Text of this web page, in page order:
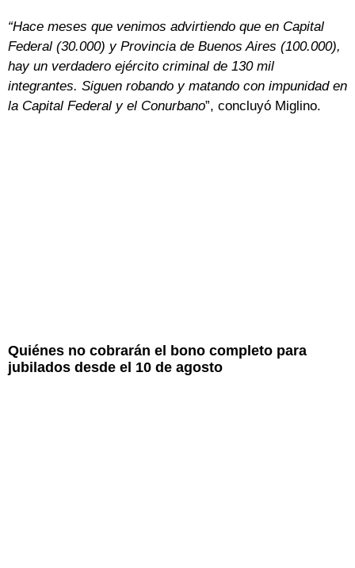
“Hace meses que venimos advirtiendo que en Capital
Federal (30.000) y Provincia de Buenos Aires (100.000),
hay un verdadero ejército criminal de 130 mil
integrantes. Siguen robando y matando con impunidad en
la Capital Federal y el Conurbano”, concluyó Miglino.
Quiénes no cobrarán el bono completo para
jubilados desde el 10 de agosto